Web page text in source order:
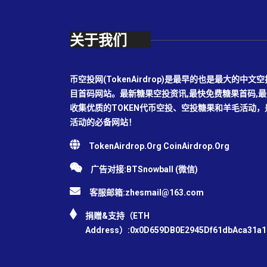
关于我们
币空投网(TokenAirdrop)是最早的也是最大的中文
目首码网站。最新糖果空投资讯,最快免费糖果首码,
收集优质的TOKEN代币空投、空投糖果和羊毛活动
活动的必备网站！
TokenAirdrop.Org CoinAirdrop.Org
广告对接:BTSnowball (微信)
客服邮箱:zhesmail@163.com
捐赠&支持（ETH
Address）